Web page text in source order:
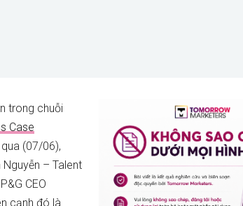
trong chuỗi
Case
(07/06),
– Talent
CEO
cạnh đó là